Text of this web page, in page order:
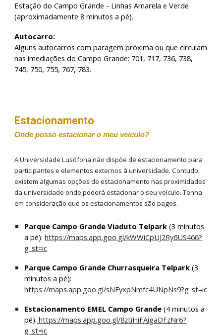
Estação do Campo Grande - Linhas Amarela e Verde
(aproximadamente 8 minutos a pé).
Autocarro:
Alguns autocarros com paragem próxima ou que circulam
nas imediações do Campo Grande: 701, 717, 736, 738,
745, 750, 755, 767, 783.
Estacionamento
Onde posso estacionar o meu veículo?
A Universidade Lusófona não dispõe de estacionamento para
participantes e elementos externos à universidade. Contudo,
existem algumas opções de estacionamento nas proximidades
da universidade onde poderá estacionar o seu veículo. Tenha
em consideração que os estacionamentos são pagos.
Parque Campo Grande Viaduto Telpark (3 minutos
a pé): https://maps.app.goo.gl/kWWiCpUJ2Ry6US466?
g_st=ic
Parque Campo Grande Churrasqueira Telpark (3
minutos a pé):
https://maps.app.goo.gl/sNFyxpNmfc4UNpNs9?g_st=ic
Estacionamento EMEL Campo Grande (4 minutos a
pé): https://maps.app.goo.gl/8ztiHiFAigaDFzNr6?
g_st=ic